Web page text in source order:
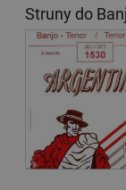
Struny do